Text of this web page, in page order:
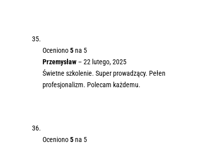
Oceniono5na 5
Przemysław – 22 lutego, 2025
Świetne szkolenie. Super prowadzący. Pełen
profesjonalizm. Polecam każdemu.
Oceniono5na 5